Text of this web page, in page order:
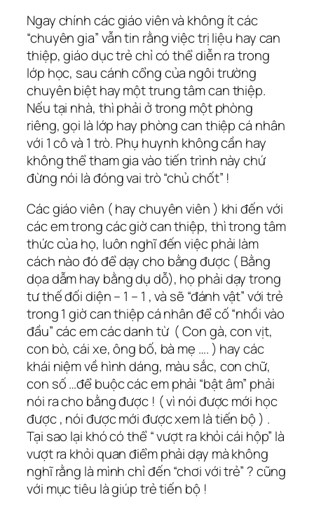
Ngay chính các giáo viên và không ít các
“chuyên gia” vẫn tin rằng việc trị liệu hay can
thiệp, giáo dục trẻ chỉ có thể diễn ra trong
lớp học, sau cánh cổng của ngôi trường
chuyên biệt hay một trung tâm can thiệp.
Nếu tại nhà, thì phải ở trong một phòng
riêng, gọi là lớp hay phòng can thiệp cá nhân
với 1 cô và 1 trò. Phụ huynh không cần hay
không thể tham gia vào tiến trình này chứ
đừng nói là đóng vai trò “chủ chốt” !
Các giáo viên ( hay chuyên viên ) khi đến với
các em trong các giờ can thiệp, thì trong tâm
thức của họ, luôn nghĩ đến việc phải làm
cách nào đó để dạy cho bằng được ( Bằng
dọa dẫm hay bằng dụ dỗ), họ phải dạy trong
tư thế đối diện – 1 – 1 , và sẽ “đánh vật” với trẻ
trong 1 giờ can thiệp cá nhân để cố “nhồi vào
đầu” các em các danh từ ( Con gà, con vịt,
con bò, cái xe, ông bố, bà mẹ …. ) hay các
khái niệm về hình dáng, màu sắc, con chữ,
con số …để buộc các em phải “bật âm” phải
nói ra cho bằng được ! ( vì nói được mới học
được , nói được mới được xem là tiến bộ ) .
Tại sao lại khó có thể “ vượt ra khỏi cái hộp” là
vượt ra khỏi quan điểm phải dạy mà không
nghĩ rằng là mình chỉ đến “chơi với trẻ” ? cũng
với mục tiêu là giúp trẻ tiến bộ !